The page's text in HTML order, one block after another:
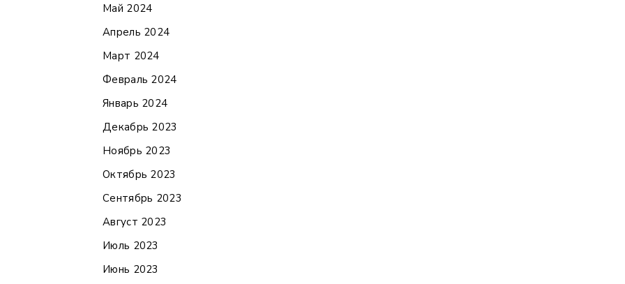
Май 2024
Апрель 2024
Март 2024
Февраль 2024
Январь 2024
Декабрь 2023
Ноябрь 2023
Октябрь 2023
Сентябрь 2023
Август 2023
Июль 2023
Июнь 2023